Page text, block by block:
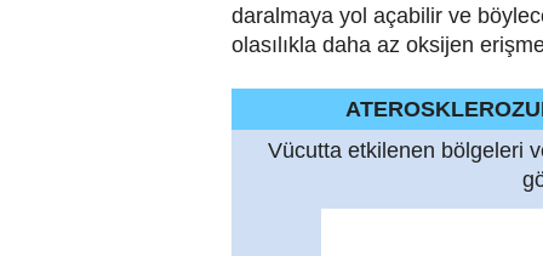
daralmaya yol açabilir ve
olasılıkla daha az oksijen
Vücutta etkilenen bölgeleri